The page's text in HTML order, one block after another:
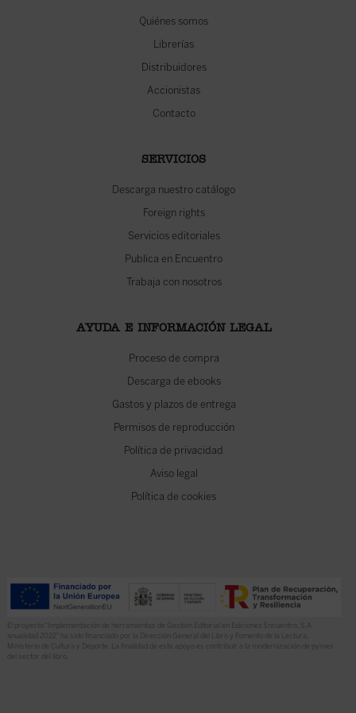
Quiénes somos
Librerías
Distribuidores
Accionistas
Contacto
SERVICIOS
Descarga nuestro catálogo
Foreign rights
Servicios editoriales
Publica en Encuentro
Trabaja con nosotros
AYUDA E INFORMACIÓN LEGAL
Proceso de compra
Descarga de ebooks
Gastos y plazos de entrega
Permisos de reproducción
Política de privacidad
Aviso legal
Política de cookies
El proyecto “Implementación de herramientas de Gestión Editorial en Ediciones Encuentro, S.A.
anualidad 2022” ha sido financiado por la Dirección General del Libro y Fomento de la Lectura,
Ministerio de Cultura y Deporte. La finalidad de este apoyo es contribuir a la modernización de pymes
del sector del libro.